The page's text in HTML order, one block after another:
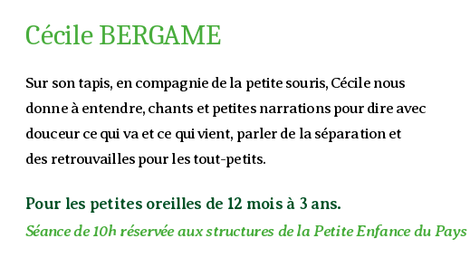
Cécile BERGAME
Sur son tapis, en compagnie de la petite souris, Cécile nous
donne à entendre, chants et petites narrations pour dire avec
douceur ce qui va et ce qui vient, parler de la séparation et
des retrouvailles pour les tout-petits.
Pour les petites oreilles de 12 mois à 3 ans.
Séance de 10h réservée aux structures de la Petite Enfance du